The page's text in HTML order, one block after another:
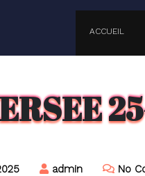
ACCUEIL
admin No